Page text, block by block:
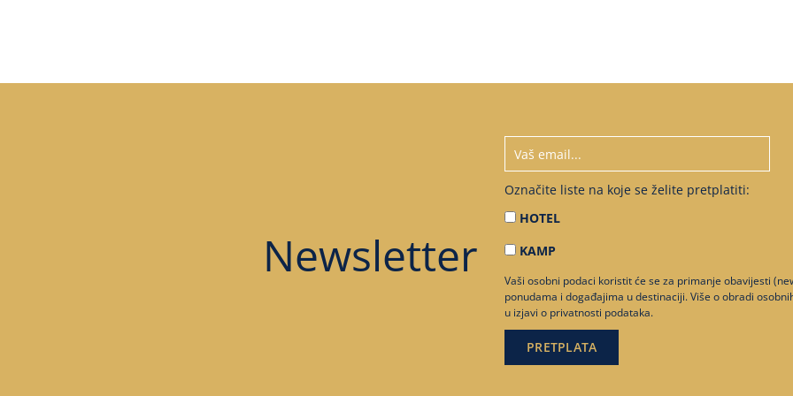
Newsletter
Označite liste na koje se želite pretplatiti:
HOTEL
KAMP
Vaši osobni podaci koristit će se za primanje obavijesti
ponudama i događajima u destinaciji. Više o obradi
u izjavi o privatnosti podataka.